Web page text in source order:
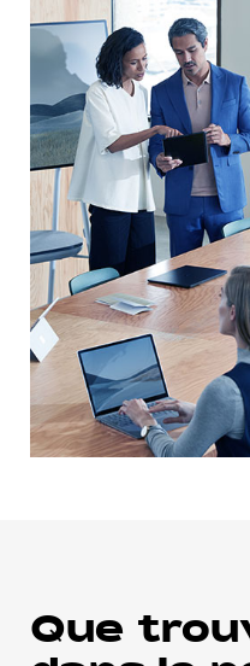
Que